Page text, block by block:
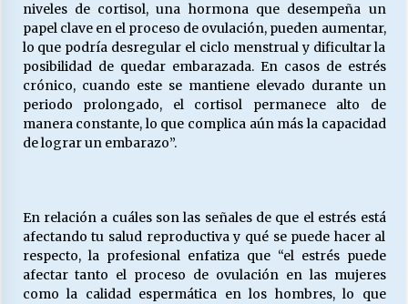
niveles de cortisol, una hormona que desempeña un
papel clave en el proceso de ovulación, pueden aumentar,
lo que podría desregular el ciclo menstrual y dificultar la
posibilidad de quedar embarazada. En casos de estrés
crónico, cuando este se mantiene elevado durante un
periodo prolongado, el cortisol permanece alto de
manera constante, lo que complica aún más la capacidad
de lograr un embarazo”.
En relación a cuáles son las señales de que el estrés está
afectando tu salud reproductiva y qué se puede hacer al
respecto, la profesional enfatiza que “el estrés puede
afectar tanto el proceso de ovulación en las mujeres
como la calidad espermática en los hombres, lo que